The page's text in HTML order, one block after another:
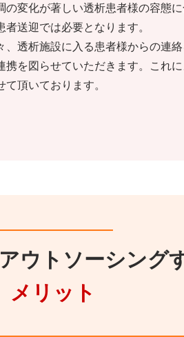
の変化が著しい透析患者様の容態
者送迎では必要となります。
、透析施設に入る患者様からの連
携を図らせていただきます。これ
て頂いております。
アウトソーシング
メリット